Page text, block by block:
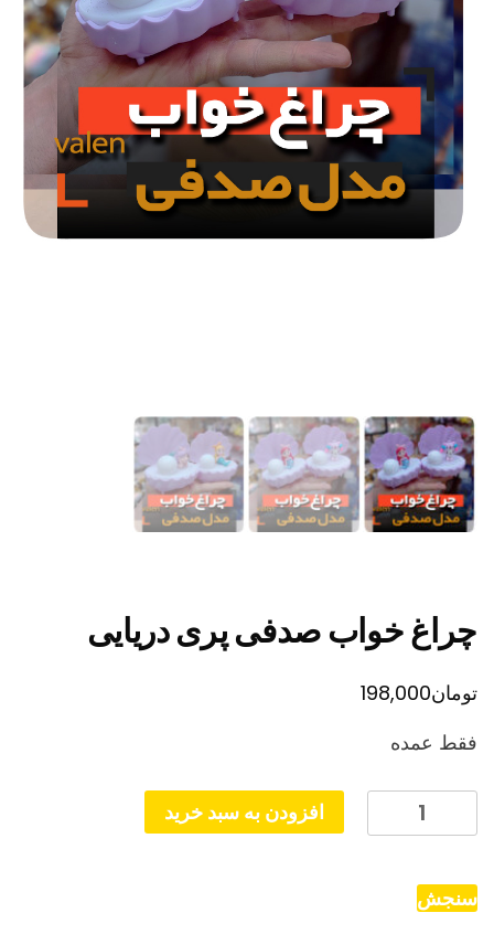
چراغ خواب صدفی پری دریایی
تومان198,000
فقط عمده
خواب
پری
افزودن به سبد خرید
سنجش